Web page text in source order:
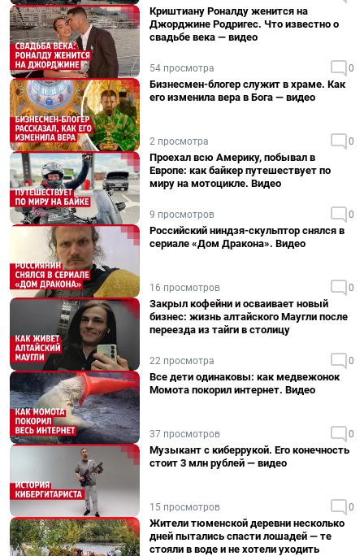
Криштиану Роналду женится на
Джорджине Родригес. Что известно о
свадьбе века — видео
54 просмотра 0
Бизнесмен-блогер служит в храме. Как
его изменила вера в Бога — видео
2 просмотра 0
Проехал всю Америку, побывал в
Европе: как байкер путешествует по
миру на мотоцикле. Видео
9 просмотров 0
Российский ниндзя-скульптор снялся в
сериале «Дом Дракона». Видео
16 просмотров 0
Закрыл кофейни и осваивает новый
бизнес: жизнь алтайского Маугли после
переезда из тайги в столицу
22 просмотра 0
Все дети одинаковы: как медвежонок
Момота покорил интернет. Видео
37 просмотров 0
Музыкант с киберрукой. Его конечность
стоит 3 млн рублей — видео
15 просмотров 0
Жители тюменской деревни несколько
дней пытались спасти лошадей — те
стояли в воде и не хотели уходить